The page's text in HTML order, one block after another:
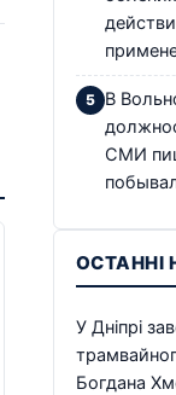
В
СМИ
ОСТАННІ
У Дніпрі
Богдана